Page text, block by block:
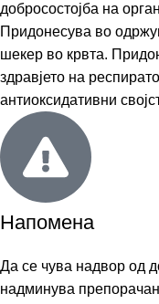
добросостојба на
Придонесува во
шекер во крвта.
здравјето на
антиоксидативни
Напомена
Да се чува надвор од
надминува